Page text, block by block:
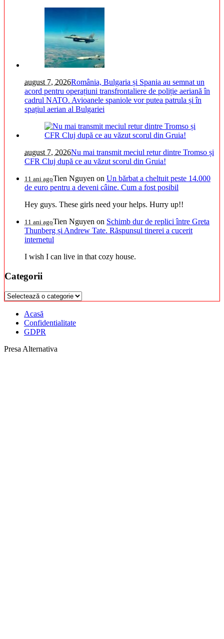
august 7, 2026România, Bulgaria și Spania au semnat un
acord pentru operațiuni transfrontaliere de poliție aeriană în
cadrul NATO. Avioanele spaniole vor putea patrula și în
spațiul aerian al Bulgariei
august 7, 2026Nu mai transmit meciul retur dintre Tromso și
CFR Cluj după ce au văzut scorul din Gruia!
11 ani agoTien Nguyen on Un bărbat a cheltuit peste 14.000
de euro pentru a deveni câine. Cum a fost posibil
Hey guys. These girls need your helps. Hurry up!!
11 ani agoTien Nguyen on Schimb dur de replici între Greta
Thunberg și Andrew Tate. Răspunsul tinerei a cucerit
internetul
I wish I can live in that cozy house.
Categorii
Categorii
Acasă
Confidentialitate
GDPR
Presa Alternativa